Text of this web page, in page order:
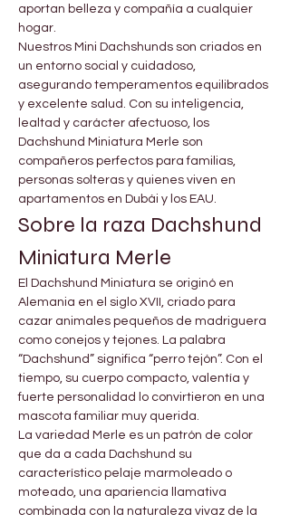
aportan belleza y compañía a cualquier
hogar.
Nuestros Mini Dachshunds son criados en
un entorno social y cuidadoso,
asegurando temperamentos equilibrados
y excelente salud. Con su inteligencia,
lealtad y carácter afectuoso, los
Dachshund Miniatura Merle son
compañeros perfectos para familias,
personas solteras y quienes viven en
apartamentos en Dubái y los EAU.
Sobre la raza Dachshund
Miniatura Merle
El Dachshund Miniatura se originó en
Alemania en el siglo XVII, criado para
cazar animales pequeños de madriguera
como conejos y tejones. La palabra
“Dachshund” significa “perro tejón”. Con el
tiempo, su cuerpo compacto, valentía y
fuerte personalidad lo convirtieron en una
mascota familiar muy querida.
La variedad Merle es un patrón de color
que da a cada Dachshund su
característico pelaje marmoleado o
moteado, una apariencia llamativa
combinada con la naturaleza vivaz de la